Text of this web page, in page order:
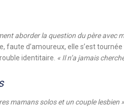
aborder la question du père avec
d’amoureux, elle s’est
identitaire. « Il n’a jamais
mamans solos et un couple lesbien »